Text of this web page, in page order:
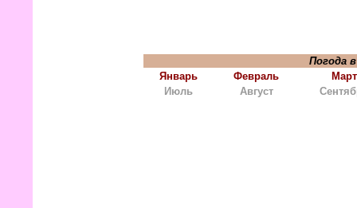
Погода
Январь
Февраль
Март
Июль
Август